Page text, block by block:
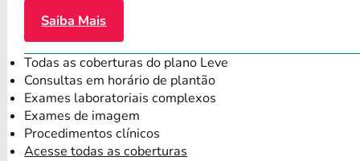
Saiba Mais
Todas as coberturas do plano Leve
Consultas em horário de plantão
Exames laboratoriais complexos
Exames de imagem
Procedimentos clínicos
Acesse todas as coberturas